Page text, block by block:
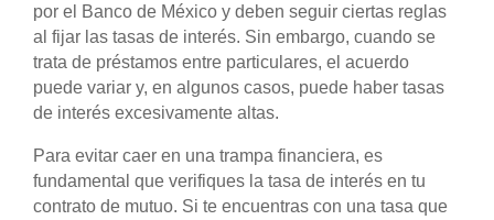
por el Banco de México y deben seguir ciertas reglas
al fijar las tasas de interés. Sin embargo, cuando se
trata de préstamos entre particulares, el acuerdo
puede variar y, en algunos casos, puede haber tasas
de interés excesivamente altas.
Para evitar caer en una trampa financiera, es
fundamental que verifiques la tasa de interés en tu
contrato de mutuo. Si te encuentras con una tasa que